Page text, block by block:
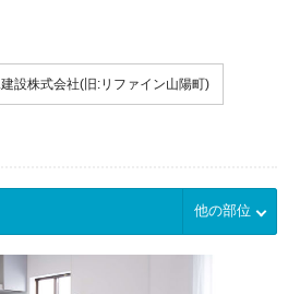
設株式会社(旧:リファイン山陽町)
他の部位